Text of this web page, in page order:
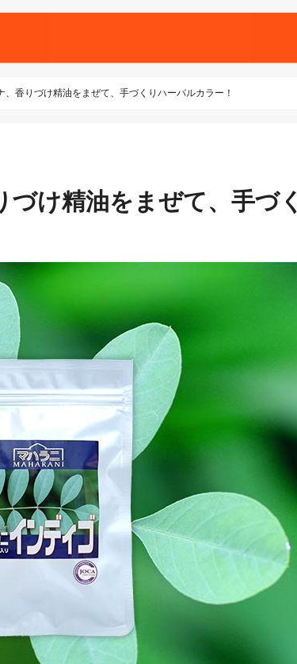
、香りづけ精油をまぜて、手づくりハーバルカラー！
け精油をまぜて、手づく